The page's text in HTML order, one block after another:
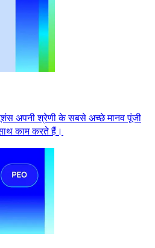
अपनी श्रेणी के सबसे अच्छे मानव पूंजी
काम करते हैं।​​